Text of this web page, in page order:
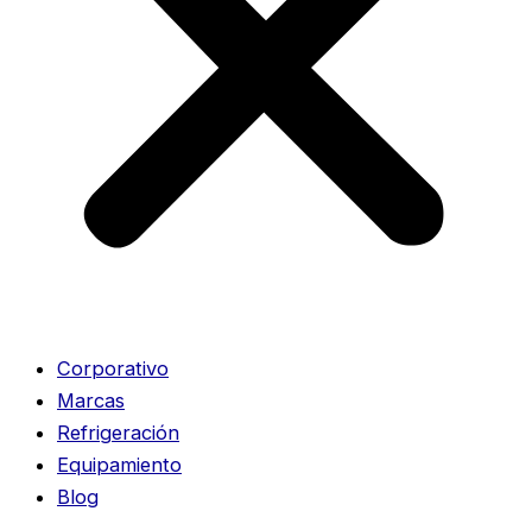
Corporativo
Marcas
Refrigeración
Equipamiento
Blog